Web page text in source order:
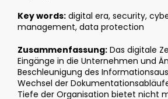
Key words: digital era, security,
management, data protection
Zusammenfassung: Das digitale
Eingänge in die Unternehmen und
Beschleunigung des
Wechsel der
Tiefe der Organisation bietet nicht